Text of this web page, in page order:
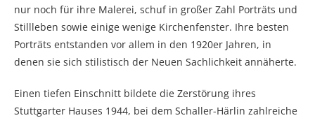
nur noch für ihre Malerei, schuf in großer Zahl Porträts und
Stillleben sowie einige wenige Kirchenfenster. Ihre besten
Porträts entstanden vor allem in den 1920er Jahren, in
denen sie sich stilistisch der Neuen Sachlichkeit annäherte.
Einen tiefen Einschnitt bildete die Zerstörung ihres
Stuttgarter Hauses 1944, bei dem Schaller-Härlin zahlreiche